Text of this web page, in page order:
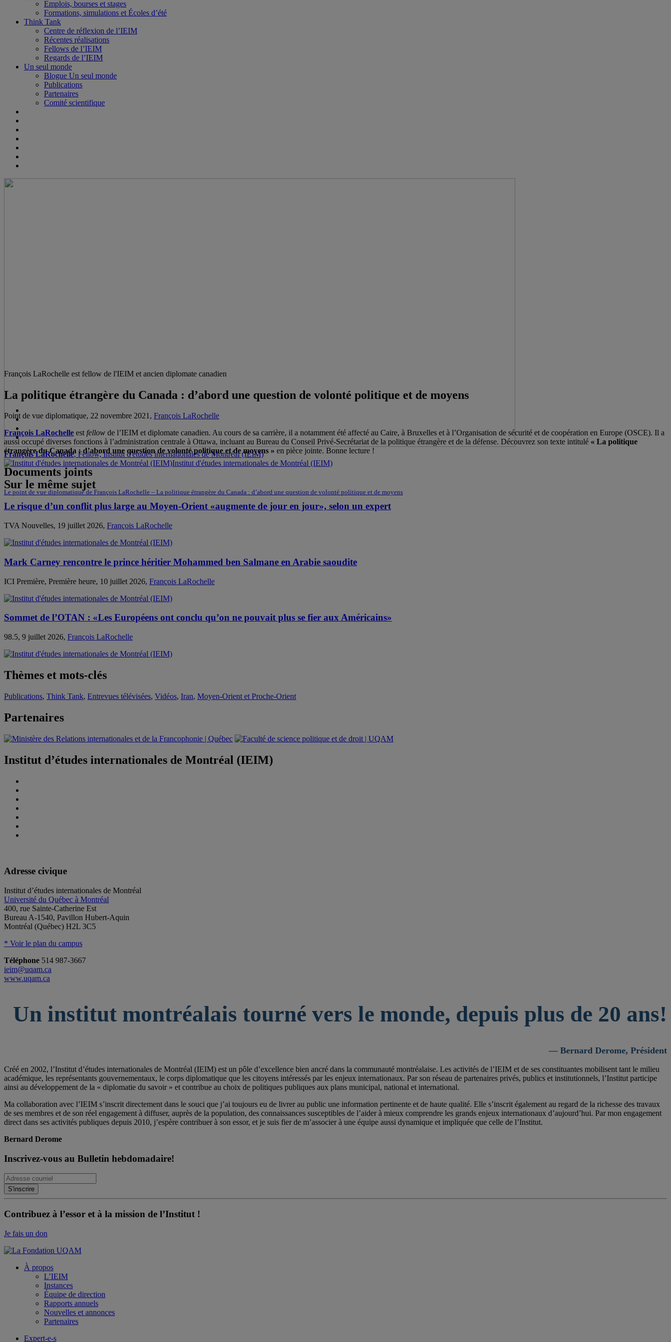
Emplois, bourses et stages
Formations, simulations et Écoles d’été
Think Tank
Centre de réflexion de l’IEIM
Récentes réalisations
Fellows de l’IEIM
Regards de l’IEIM
Un seul monde
Blogue Un seul monde
Publications
Partenaires
Comité scientifique
François LaRochelle est fellow de l'IEIM et ancien diplomate canadien
La politique étrangère du Canada : d’abord une question de volonté politique et de moyens
Point de vue diplomatique, 22 novembre 2021, François LaRochelle
François LaRochelle estfellow de l’IEIM et diplomate canadien. Au cours de sa carrière, il a notamment été affecté au Caire, à Bruxelles et à l’Organisation de sécurité et de coopération en Europe (OSCE). Il a
aussi occupé diverses fonctions à l’administration centrale à Ottawa, incluant au Bureau du Conseil Privé-Secrétariat de la politique étrangère et de la défense. Découvrez son texte intitulé « La politique
étrangère du Canada : d’abord une question de volonté politique et de moyens » en pièce jointe. Bonne lecture !
Documents joints
Le point de vue diplomatique de François LaRochelle – La politique étrangère du Canada : d’abord une question de volonté politique et de moyens
François LaRochelle, Fellow, Institut d'études internationales de Montréal (IEIM)
Institut d'études internationales de Montréal (IEIM)
Sur le même sujet
Le risque d’un conflit plus large au Moyen-Orient «augmente de jour en jour», selon un expert
TVA Nouvelles, 19 juillet 2026, François LaRochelle
Mark Carney rencontre le prince héritier Mohammed ben Salmane en Arabie saoudite
ICI Première, Première heure, 10 juillet 2026, François LaRochelle
Sommet de l’OTAN : «Les Européens ont conclu qu’on ne pouvait plus se fier aux Américains»
98.5, 9 juillet 2026, François LaRochelle
Thèmes et mots-clés
Publications, Think Tank, Entrevues télévisées, Vidéos, Iran, Moyen-Orient et Proche-Orient
Partenaires
Institut d’études internationales de Montréal (IEIM)
Adresse civique
Institut d’études internationales de Montréal
Université du Québec à Montréal
400, rue Sainte-Catherine Est
Bureau A-1540, Pavillon Hubert-Aquin
Montréal (Québec) H2L 3C5
* Voir le plan du campus
Téléphone 514 987-3667
ieim@uqam.ca
www.uqam.ca
Un institut montréalais tourné vers le monde, depuis plus de 20 ans!
— Bernard Derome, Président
Créé en 2002, l’Institut d’études internationales de Montréal (IEIM) est un pôle d’excellence bien ancré dans la communauté montréalaise. Les activités de l’IEIM et de ses constituantes mobilisent tant le milieu
académique, les représentants gouvernementaux, le corps diplomatique que les citoyens intéressés par les enjeux internationaux. Par son réseau de partenaires privés, publics et institutionnels, l’Institut participe
ainsi au développement de la « diplomatie du savoir » et contribue au choix de politiques publiques aux plans municipal, national et international.
Ma collaboration avec l’IEIM s’inscrit directement dans le souci que j’ai toujours eu de livrer au public une information pertinente et de haute qualité. Elle s’inscrit également au regard de la richesse des travaux
de ses membres et de son réel engagement à diffuser, auprès de la population, des connaissances susceptibles de l’aider à mieux comprendre les grands enjeux internationaux d’aujourd’hui. Par mon engagement
direct dans ses activités publiques depuis 2010, j’espère contribuer à son essor, et je suis fier de m’associer à une équipe aussi dynamique et impliquée que celle de l’Institut.
Bernard Derome
Inscrivez-vous au Bulletin hebdomadaire!
Contribuez à l’essor et à la mission de l’Institut !
Je fais un don
À propos
L’IEIM
Instances
Équipe de direction
Rapports annuels
Nouvelles et annonces
Partenaires
Expert-e-s